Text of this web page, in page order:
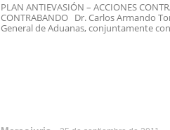
PLAN ANTIEVASIÓN – ACCIONES
CONTRABANDO Dr. Carlos Armando
General de Aduanas, conjuntamente